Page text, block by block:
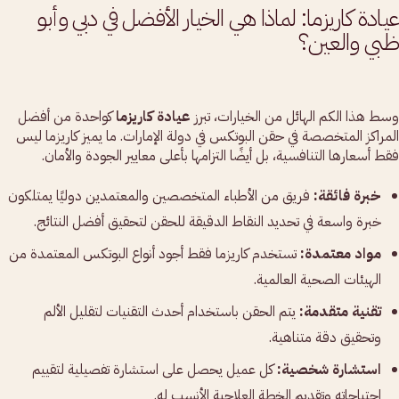
عيادة كاريزما: لماذا هي الخيار الأفضل في دبي وأبو
ظبي والعين؟
وسط هذا الكم الهائل من الخيارات، تبرز عيادة كاريزماكواحدة من أفضل
المراكز المتخصصة في حقن البوتكس في دولة الإمارات. ما يميز كاريزما ليس
فقط أسعارها التنافسية، بل أيضًا التزامها بأعلى معايير الجودة والأمان.
خبرة فائقة: فريق من الأطباء المتخصصين والمعتمدين دوليًا يمتلكون
خبرة واسعة في تحديد النقاط الدقيقة للحقن لتحقيق أفضل النتائج.
مواد معتمدة: تستخدم كاريزما فقط أجود أنواع البوتكس المعتمدة من
الهيئات الصحية العالمية.
تقنية متقدمة: يتم الحقن باستخدام أحدث التقنيات لتقليل الألم
وتحقيق دقة متناهية.
استشارة شخصية:كل عميل يحصل على استشارة تفصيلية لتقييم